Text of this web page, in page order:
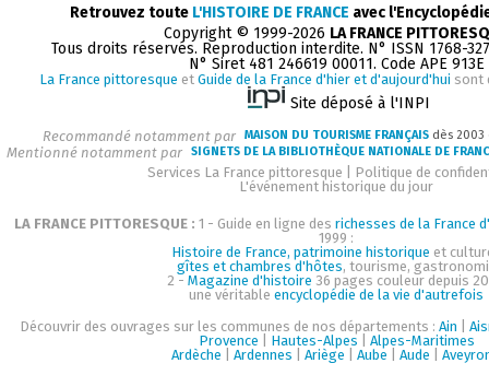
Retrouvez toute L'HISTOIRE DE FRANCE avec
Copyright © 1999-2026 LA FRANCE
Tous droits réservés. Reproduction interdite. N° ISSN 1768-
N° Siret 481 246619 00011. Code APE 913E
La France pittoresque et Guide de la France d'hier et d'aujourd'hui sont
Site déposé à l'INPI
Recommandé notamment par MAISON DU TOURISME FRANÇAIS dès
Mentionné notamment par SIGNETS DE LA BIBLIOTHÈQUE NATIONALE DE
Services La France pittoresque
Politique de
L'événement historique du jour
LA FRANCE PITTORESQUE : 1 - Guide en ligne des richesses de la France
1999 :
Histoire de France, patrimoine historique et
gîtes et chambres d'hôtes, tourisme,
2 - Magazine d'histoire 36 pages couleur depuis
une véritable encyclopédie de la vie d'autrefois
Découvrir des ouvrages sur les communes de nos départements : Ain
Provence
Hautes-Alpes
Alpes-Maritimes
Ardèche
Ardennes Ariège Aube Aude